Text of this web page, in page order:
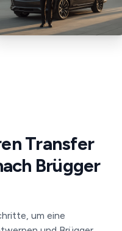
Transfer
Brügger
um eine